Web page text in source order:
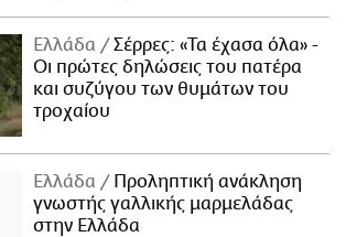
Ελλάδα
Σέρρες: «Τα έχασα όλα» -
Οι πρώτες δηλώσεις του πατέρα
και συζύγου των θυμάτων του
τροχαίου
Ελλάδα
Προληπτική ανάκληση
γνωστής γαλλικής μαρμελάδας
στην Ελλάδα